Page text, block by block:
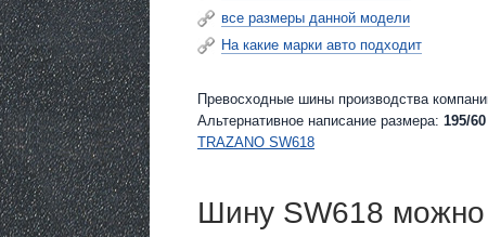
все размеры данной модели
На какие марки авто подходит
Превосходные шины производства
Альтернативное написание размера: 195/
TRAZANO SW618
Шину SW618 можно